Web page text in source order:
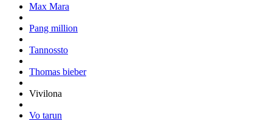
Max Mara
Pang million
Tannossto
Thomas bieber
Vivilona
Vo tarun